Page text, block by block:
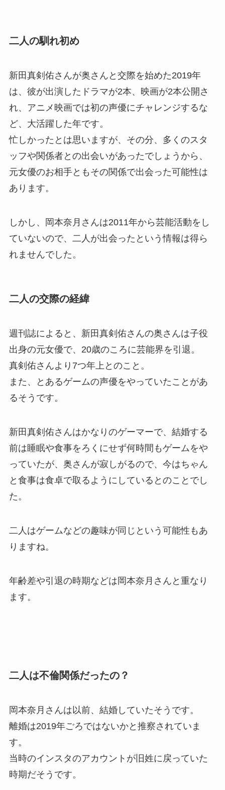
二人の馴れ初め
新田真剣佑さんが奥さんと交際を始めた2019年
は、彼が出演したドラマが2本、映画が2本公開さ
れ、アニメ映画では初の声優にチャレンジするな
ど、大活躍した年です。
忙しかったとは思いますが、その分、多くのスタ
ッフや関係者との出会いがあったでしょうから、
元女優のお相手ともその関係で出会った可能性は
あります。
しかし、
岡本奈月さんは2011年から芸能活動をし
ていないので、二人が出会ったという情報は得ら
れませんでした。
二人の交際の経緯
週刊誌によると、新田真剣佑さんの奥さんは子役
出身の元女優で、20歳のころに芸能界を引退。
真剣佑さんより7つ年上とのこと。
また、とあるゲームの声優をやっていたことがあ
るそうです。
新田真剣佑さんはかなりのゲーマーで、結婚する
前は睡眠や食事をろくにせず何時間もゲームをや
っていたが、奥さんが寂しがるので、今はちゃん
と食事は食卓で取るようにしているとのことでし
た。
二人はゲームなどの趣味が同じという可能性もあ
りますね。
年齢差や引退の時期などは岡本奈月さんと重なり
ます。
二人は不倫関係だったの？
岡本奈月さんは以前、結婚していたそうです。
離婚は2019年ごろではないかと推察されていま
す。
当時のインスタのアカウントが旧姓に戻っていた
時期だそうです。